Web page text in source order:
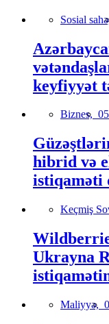
Sosial
keyfiyyət
Biznes,
hibrid və
istiqaməti
Keçmiş
Ukrayna
Maliyyə,